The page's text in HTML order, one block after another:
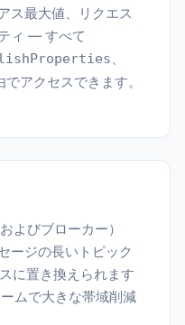
ス最大値、リクエス
ィ — すべて
、
でアクセスできます。
よびブローカー）
ージの長いトピック
に置き換えられます
ムで大きな帯域削減